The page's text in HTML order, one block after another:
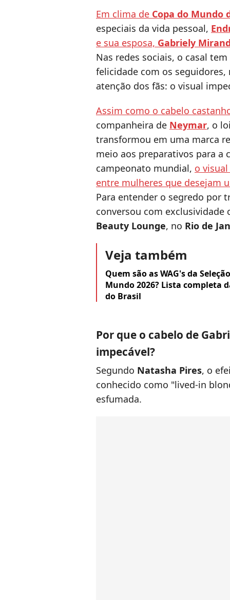
Em clima de Copa do Mundo
especiais da vida pessoal,
e sua esposa, Gabriely
Nas redes sociais, o casal
felicidade com os
atenção dos fãs: o visual
Assim como o cabelo
companheira de Neymar, o
transformou em uma marca
meio aos preparativos para a
campeonato mundial, o
entre mulheres que desejam
Para entender o segredo por
conversou com
Beauty Lounge, no Rio de
Veja também
Quem são as WAG's da
Mundo 2026? Lista completa
do Brasil
Por que o cabelo de
impecável?
Segundo Natasha Pires, o
conhecido como "lived-in
esfumada.